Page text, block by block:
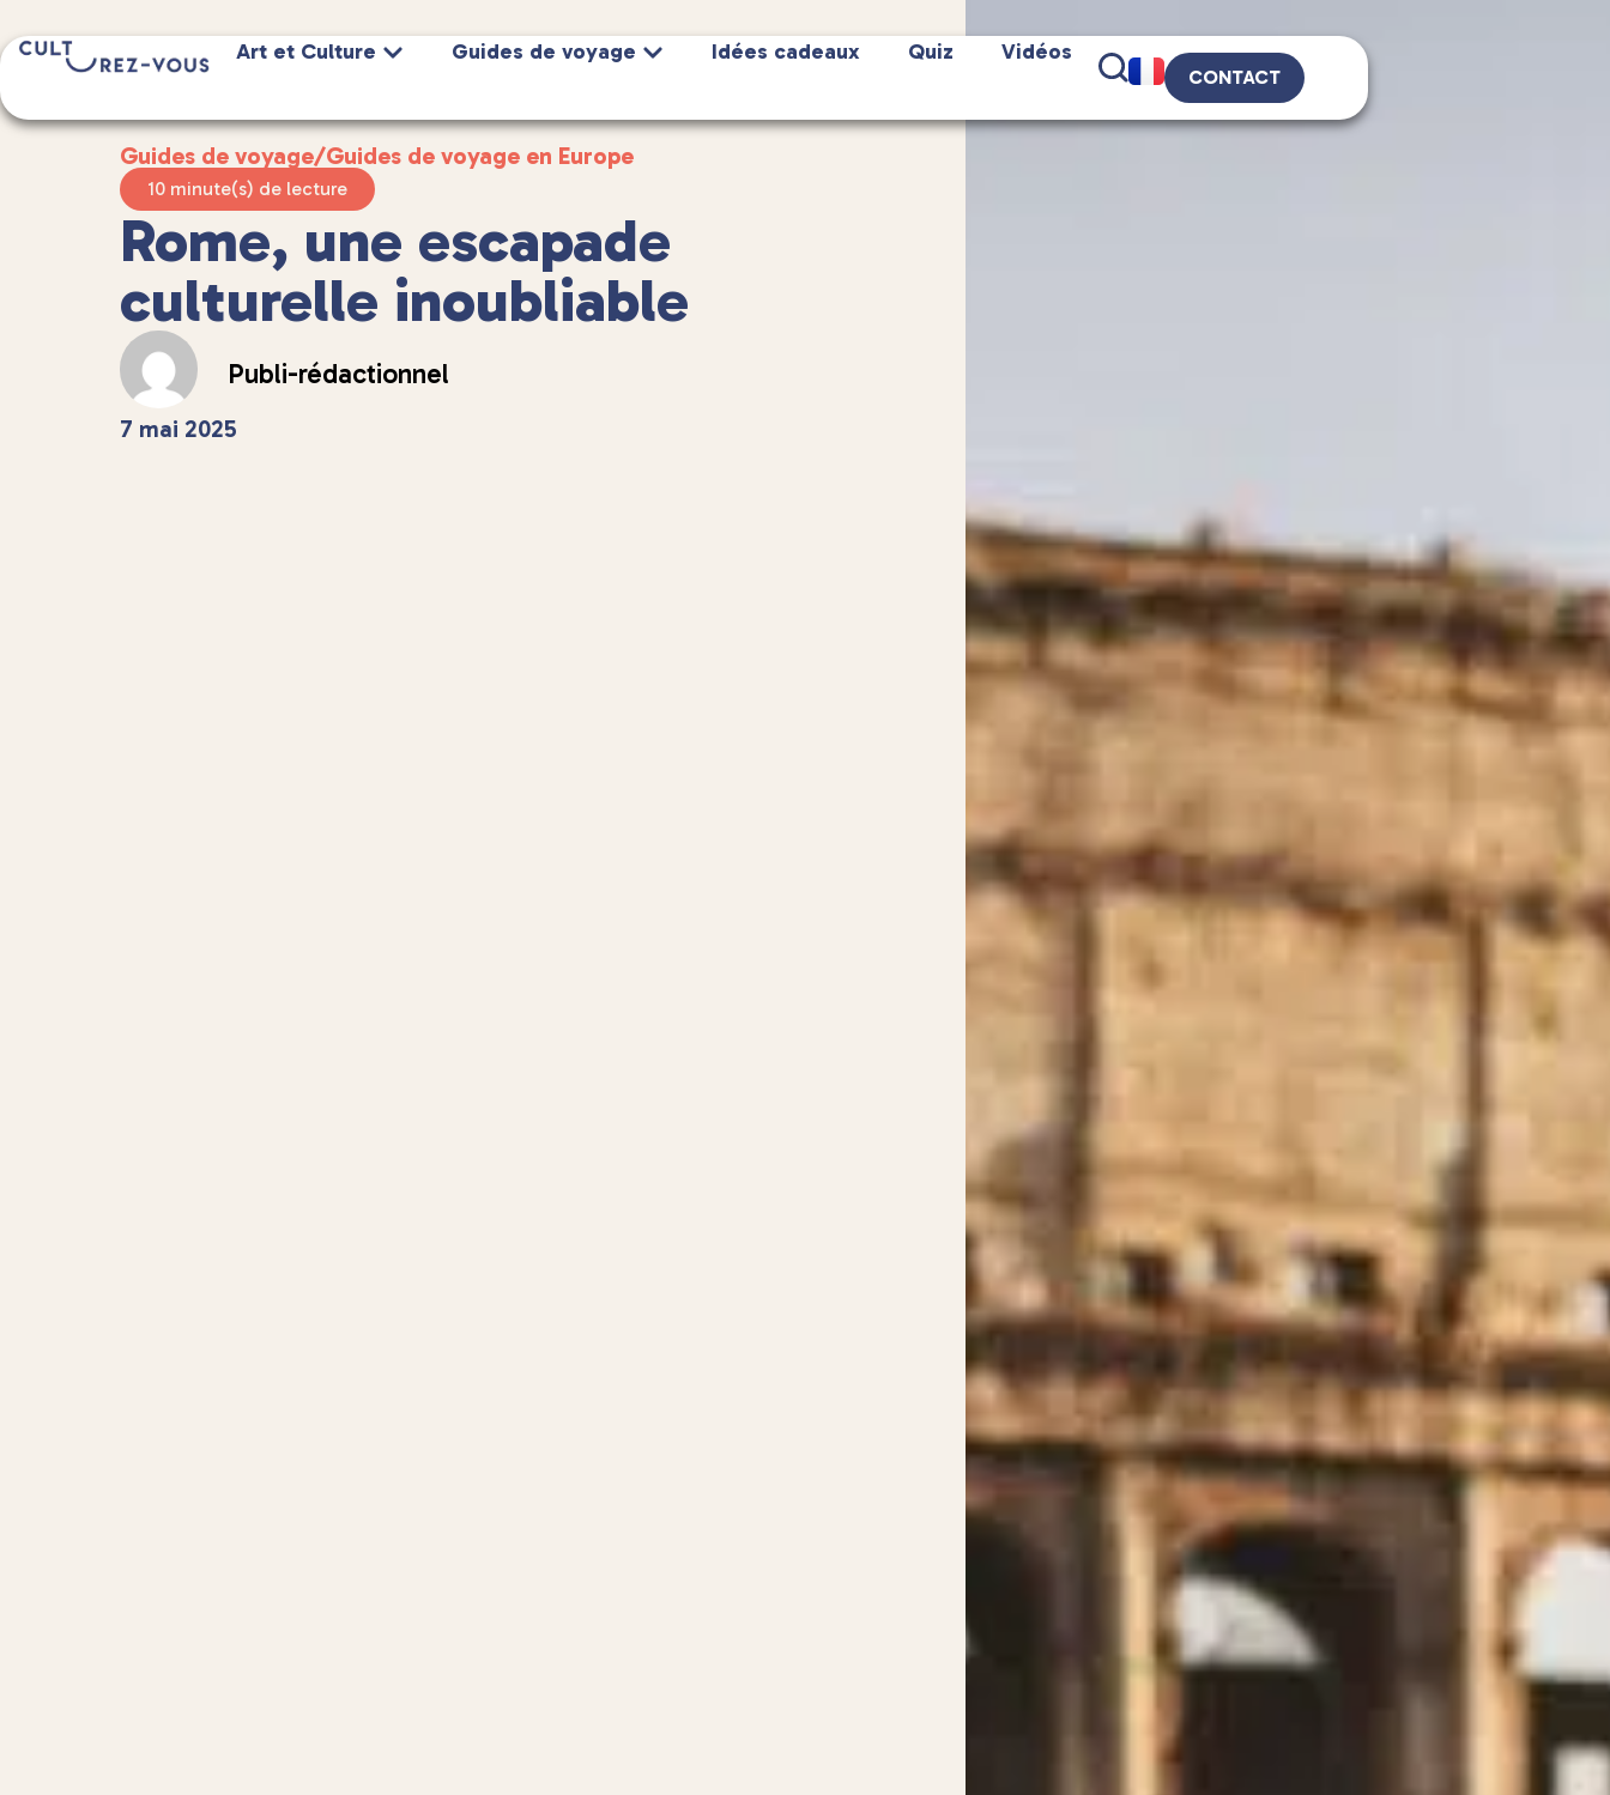
Art et Culture Guides de voyage Idées cadeaux Quiz Vidéos
CONTACT
Guides de voyage/Guides de voyage en Europe
10 minute(s) de lecture
Rome, une escapade
culturelle inoubliable
Publi-rédactionnel
7 mai 2025